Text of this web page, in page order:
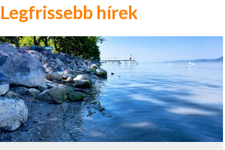
Legfrissebb hírek